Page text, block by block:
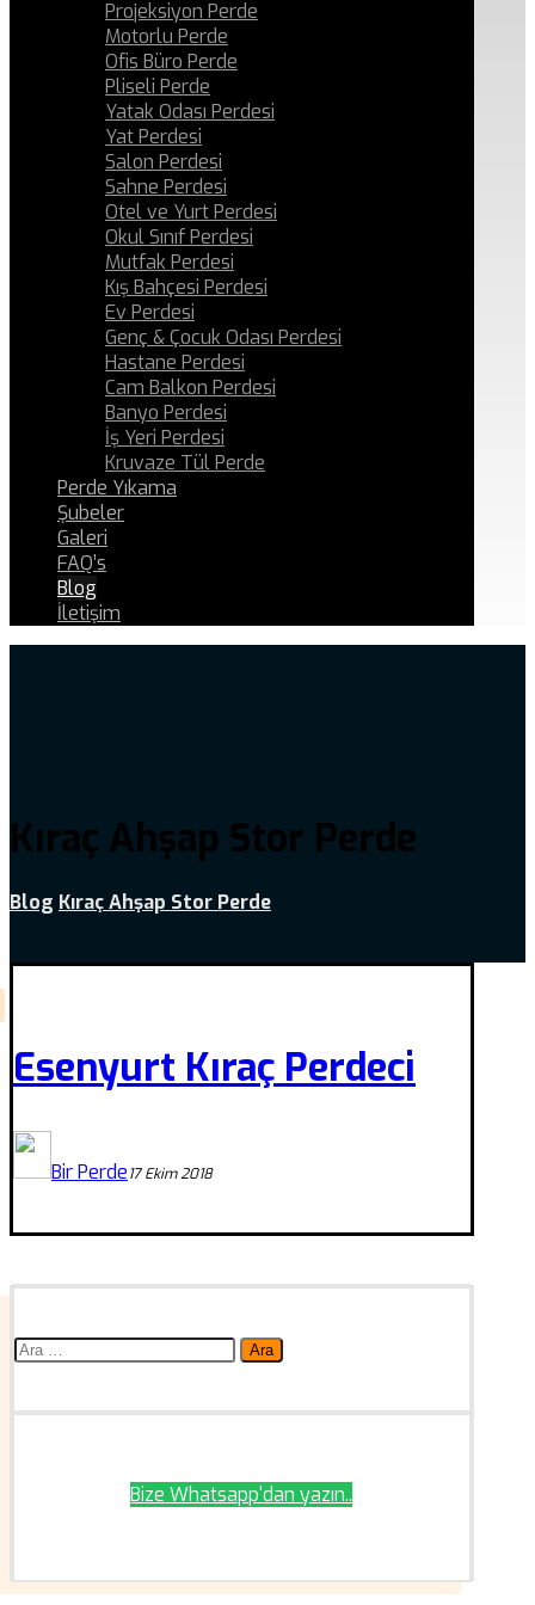
Projeksiyon Perde
Motorlu Perde
Ofis Büro Perde
Pliseli Perde
Yatak Odası Perdesi
Yat Perdesi
Salon Perdesi
Sahne Perdesi
Otel ve Yurt Perdesi
Okul Sınıf Perdesi
Mutfak Perdesi
Kış Bahçesi Perdesi
Ev Perdesi
Genç & Çocuk Odası Perdesi
Hastane Perdesi
Cam Balkon Perdesi
Banyo Perdesi
İş Yeri Perdesi
Kruvaze Tül Perde
Perde Yıkama
Şubeler
Galeri
FAQ’s
Blog
İletişim
Kıraç Ahşap Stor Perde
Blog Kıraç Ahşap Stor Perde
Esenyurt Kıraç Perdeci
Bir Perde17 Ekim 2018
Arama:
Bize Whatsapp'dan yazın..